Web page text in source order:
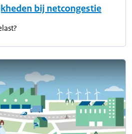
bij netcongestie